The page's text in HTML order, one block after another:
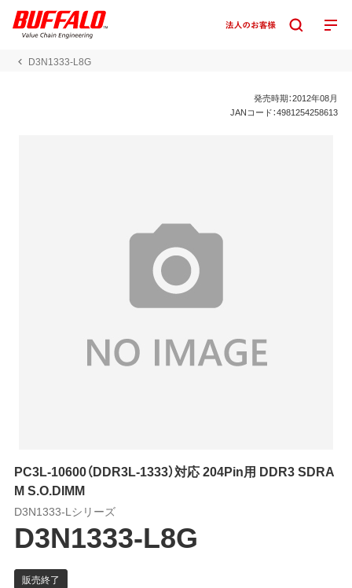
D3N1333-L8G
発売時期：2012年08月
JANコード：4981254258613
PC3L-10600（DDR3L-1333）対応 204Pin用 DDR3 SDRA
M S.O.DIMM
D3N1333-Lシリーズ
D3N1333-L8G